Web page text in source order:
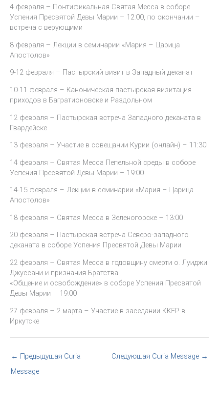
4 февраля – Понтификальная Святая Месса в соборе
Успения Пресвятой Девы Марии – 12:00, по окончании –
встреча с верующими
8 февраля – Лекции в семинарии «Мария – Царица
Апостолов»
9-12 февраля – Пастырский визит в Западный деканат
10-11 февраля – Каноническая пастырская визитация
приходов в Багратионовске и Раздольном
12 февраля – Пастырская встреча Западного деканата в
Гвардейске
13 февраля – Участие в совещании Курии (онлайн) – 11:30
14 февраля – Святая Месса Пепельной среды в соборе
Успения Пресвятой Девы Марии – 19:00
14-15 февраля – Лекции в семинарии «Мария – Царица
Апостолов»
18 февраля – Святая Месса в Зеленогорске – 13:00
20 февраля – Пастырская встреча Северо-западного
деканата в соборе Успения Пресвятой Девы Марии
22 февраля – Святая Месса в годовщину смерти о. Луиджи
Джуссани и признания Братства
«Общение и освобождение» в соборе Успения Пресвятой
Девы Марии – 19:00
27 февраля – 2 марта – Участие в заседании ККЕР в
Иркутске
← Предыдущая Curia
Message
Следующая Curia Message →